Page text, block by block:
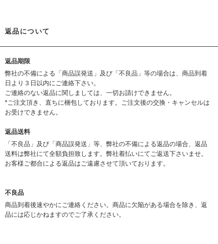
返品について
返品期限
弊社の不備による「商品誤発送」及び「不良品」等の場合は、商品到着
日より３日以内にご連絡下さい。
ご連絡のない返品に関しましては、一切お請けできません。
*ご注文頂き、直ちに梱包しております。ご注文後の交換・キャンセルは
お受けできません。
返品送料
「不良品」及び「商品誤発送」等、弊社の不備による返品の場合、返品
送料は弊社にて全額負担致します。弊社着払いにてご返送下さいませ。
お客様ご都合による返品はご遠慮させて頂いております。
不良品
商品到着後速やかにご連絡ください。商品に欠陥がある場合を除き、返
品には応じかねますのでご了承ください。